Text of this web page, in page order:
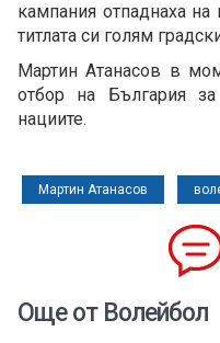
кампания отпаднаха
титлата си голям
Мартин Атанасов в
отбор на България
нациите.
Мартин Атанасов
Още от Волейбол